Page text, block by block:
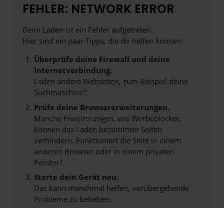
FEHLER: NETWORK ERROR
Beim Laden ist ein Fehler aufgetreten.
Hier sind ein paar Tipps, die dir helfen können:
Überprüfe deine Firewall und deine
Internetverbindung.
Laden andere Webseiten, zum Beispiel deine
Suchmaschine?
Prüfe deine Browsererweiterungen.
Manche Erweiterungen, wie Werbeblocker,
können das Laden bestimmter Seiten
verhindern. Funktioniert die Seite in einem
anderen Browser oder in einem privaten
Fenster?
Starte dein Gerät neu.
Das kann manchmal helfen, vorübergehende
Probleme zu beheben.